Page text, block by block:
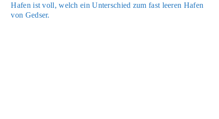
Hafen ist voll, welch ein Unter­schied zum fast lee­ren Hafen
von Gedser.